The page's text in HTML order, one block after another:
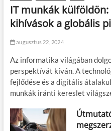
IT munkák
kihívások a globális
augusztus 22, 2024
Az informatika világában
perspektívát kíván. A
fejlődése és a digitális
munkák iránti kereslet